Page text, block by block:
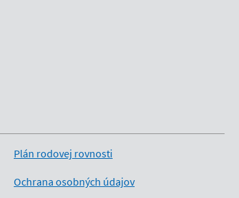
Plán rodovej rovnosti
Ochrana osobných údajov